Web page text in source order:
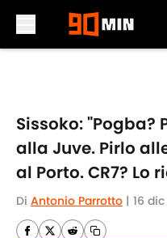
Sissoko: "Pogba?
alla Juve. Pirlo
al Porto. CR7? Lo
Di Antonio Parrotto | 16